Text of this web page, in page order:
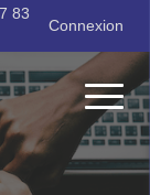
83
Connexion